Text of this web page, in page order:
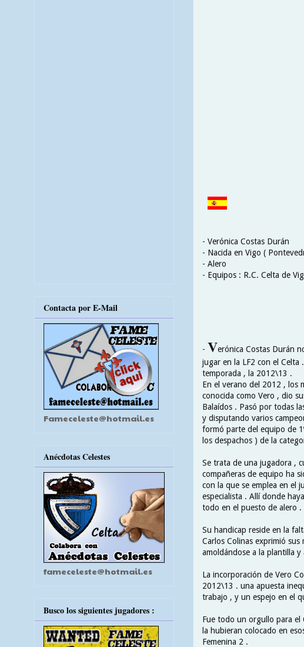
- Verónica Costas Durán
- Nacida en Vigo (
- Alero
- Equipos : R.C. Celta de
- Verónica Costas Durán
jugar en la LF2 con el
temporada , la 2012\13 .
En el verano del 2012 , los
conocida como Vero , dio
Balaídos . Pasó por todas
y disputando varios
formó parte del equipo de
los despachos ) de la
Se trata de una jugadora ,
compañeras de equipo ha
con la que se emplea en el
especialista . Allí donde
todo en el puesto de alero .
Su handicap reside en la
Carlos Colinas exprimió
amoldándose a la plantilla
La incorporación de Vero
2012\13 . una apuesta
trabajo , y un espejo en el
Fue todo un orgullo para el
la hubieran colocado en
Femenina 2 .
Contacta por E-Mail
Fameceleste@hotmail.es
Anécdotas Celestes
fameceleste@hotmail.es
Busco los siguientes jugadores :